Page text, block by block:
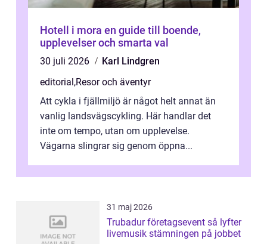
Hotell i mora en guide till boende,
upplevelser och smarta val
30 juli 2026
Karl Lindgren
editorial,Resor och äventyr
Att cykla i fjällmiljö är något helt annat än
vanlig landsvägscykling. Här handlar det
inte om tempo, utan om upplevelse.
Vägarna slingrar sig genom öppna...
31 maj 2026
Trubadur företagsevent så lyfter
livemusik stämningen på jobbet